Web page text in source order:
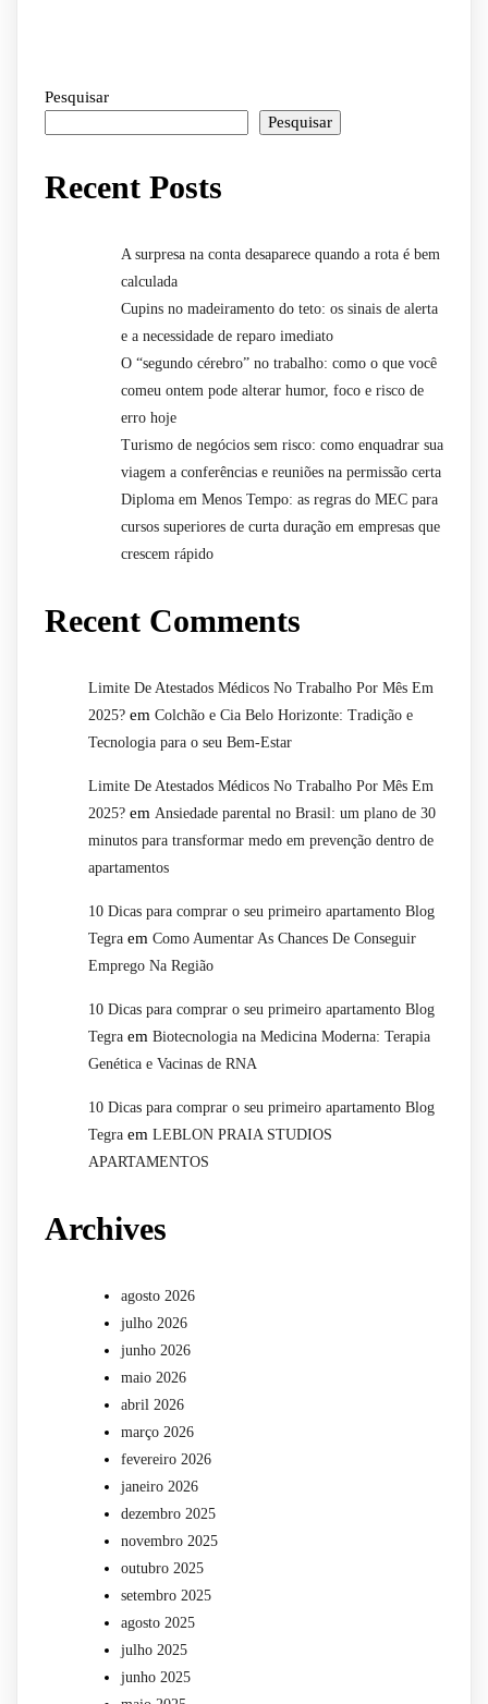
Pesquisar
Pesquisar
Recent Posts
A surpresa na conta desaparece quando a rota é bem
calculada
Cupins no madeiramento do teto: os sinais de alerta
e a necessidade de reparo imediato
O “segundo cérebro” no trabalho: como o que você
comeu ontem pode alterar humor, foco e risco de
erro hoje
Turismo de negócios sem risco: como enquadrar sua
viagem a conferências e reuniões na permissão certa
Diploma em Menos Tempo: as regras do MEC para
cursos superiores de curta duração em empresas que
crescem rápido
Recent Comments
Limite De Atestados Médicos No Trabalho Por Mês Em
2025? em Colchão e Cia Belo Horizonte: Tradição e
Tecnologia para o seu Bem-Estar
Limite De Atestados Médicos No Trabalho Por Mês Em
2025? em Ansiedade parental no Brasil: um plano de 30
minutos para transformar medo em prevenção dentro de
apartamentos
10 Dicas para comprar o seu primeiro apartamento Blog
Tegra em Como Aumentar As Chances De Conseguir
Emprego Na Região
10 Dicas para comprar o seu primeiro apartamento Blog
Tegra em Biotecnologia na Medicina Moderna: Terapia
Genética e Vacinas de RNA
10 Dicas para comprar o seu primeiro apartamento Blog
Tegra em LEBLON PRAIA STUDIOS
APARTAMENTOS
Archives
agosto 2026
julho 2026
junho 2026
maio 2026
abril 2026
março 2026
fevereiro 2026
janeiro 2026
dezembro 2025
novembro 2025
outubro 2025
setembro 2025
agosto 2025
julho 2025
junho 2025